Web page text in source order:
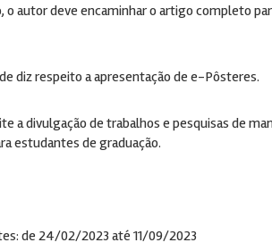
o autor deve encaminhar o artigo completo
diz respeito a apresentação de e-Pôsteres.
a divulgação de trabalhos e pesquisas de
estudantes de graduação.
de 24/02/2023 até 11/09/2023